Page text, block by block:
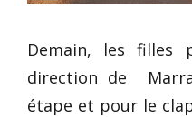
Demain, les filles
direction de
étape et pour le